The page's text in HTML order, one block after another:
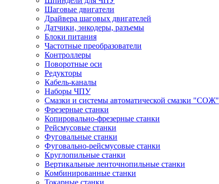
Шаговые двигатели
Драйвера шаговых двигателей
Датчики, энкодеры, разъемы
Блоки питания
Частотные преобразователи
Контроллеры
Поворотные оси
Редукторы
Кабель-каналы
Наборы ЧПУ
Смазки и системы автоматической смазки "СОЖ"
Фрезерные станки
Копировально-фрезерные станки
Рейсмусовые станки
Фуговальные станки
Фуговально-рейсмусовые станки
Круглопильные станки
Вертикальные ленточнопильные станки
Комбинированные станки
Токарные станки